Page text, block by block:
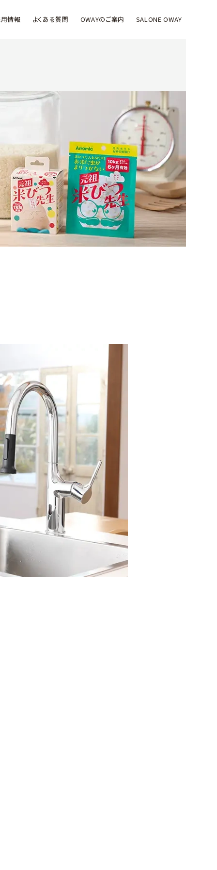
情報 よくある質問 OWAYのご案内 SALONE OWAY